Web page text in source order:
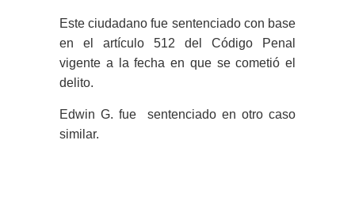
Este ciudadano fue sentenciado con base
en el artículo 512 del Código Penal
vigente a la fecha en que se cometió el
delito.
Edwin G. fue sentenciado en otro caso
similar.